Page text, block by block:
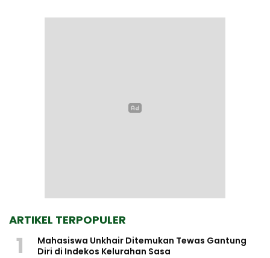
ARTIKEL TERPOPULER
1
Mahasiswa Unkhair Ditemukan Tewas Gantung
Diri di Indekos Kelurahan Sasa